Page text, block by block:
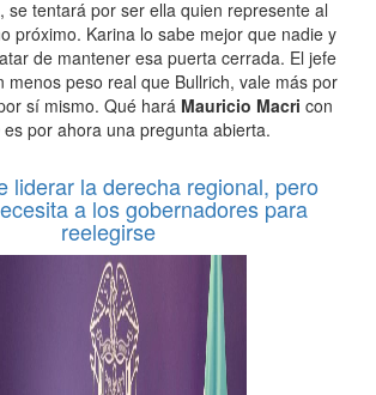
se tentará por ser ella quien represente al
próximo. Karina lo sabe mejor que nadie y
de mantener esa puerta cerrada. El jefe
menos peso real que Bullrich, vale más por
sí mismo. Qué hará Mauricio Macri con
es por ahora una pregunta abierta.
liderar la derecha regional, pero
a los gobernadores para
reelegirse